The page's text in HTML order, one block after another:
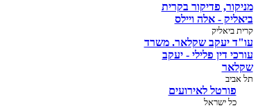
מניקור, פדיקור בקרית
ביאליק - אלה ויילס
קרית ביאליק
עו"ד יעקב שקלאר. משרד
עורכי דין פלילי - יעקב
שקלאר
תל אביב
פורטל לאירועים
כל ישראל